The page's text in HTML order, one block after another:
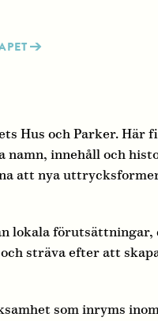
Hus och Parker. Här
namn, innehåll och
att nya
lokala
sträva efter att
som inryms